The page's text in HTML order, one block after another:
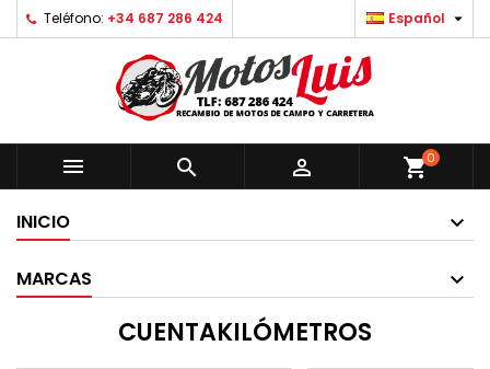
Teléfono: +34 687 286 424 Español 
   shopping_cart0
INICIO
MARCAS
CUENTAKILÓMETROS